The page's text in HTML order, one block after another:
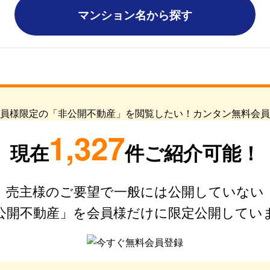
マンション名から探す
現在1,327件ご紹介可能！
売主様のご要望で一般には公開していない
開不動産」を会員様だけに限定公開してい